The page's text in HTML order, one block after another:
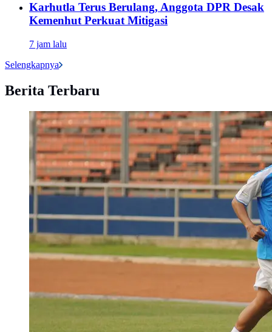
Karhutla Terus Berulang, Anggota DPR Desak
Kemenhut Perkuat Mitigasi
7 jam lalu
Selengkapnya
Berita Terbaru